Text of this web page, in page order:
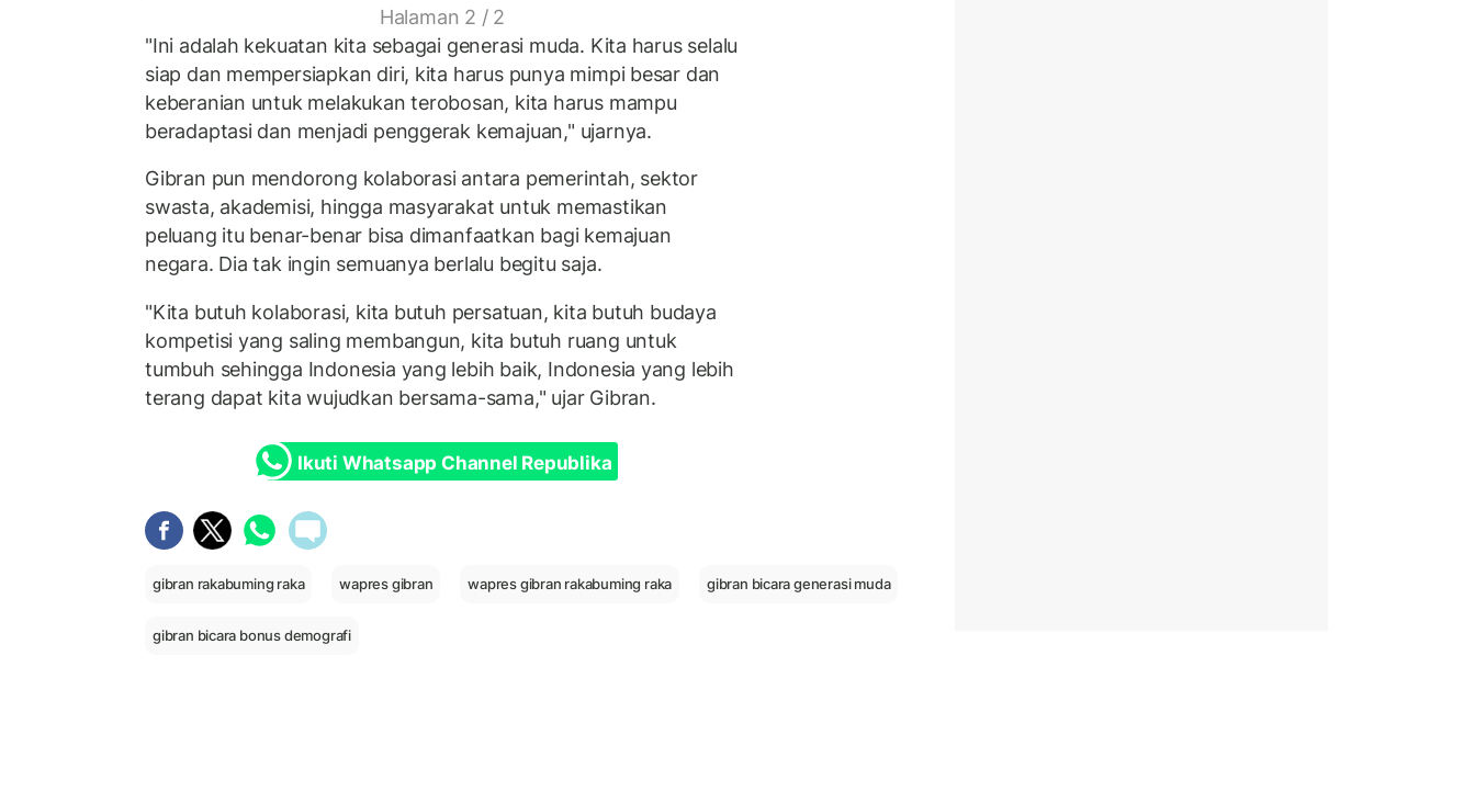
Halaman 2 / 2
"Ini adalah kekuatan kita sebagai generasi muda. Kita harus selalu
siap dan mempersiapkan diri, kita harus punya mimpi besar dan
keberanian untuk melakukan terobosan, kita harus mampu
beradaptasi dan menjadi penggerak kemajuan," ujarnya.
Gibran pun mendorong kolaborasi antara pemerintah, sektor
swasta, akademisi, hingga masyarakat untuk memastikan
peluang itu benar-benar bisa dimanfaatkan bagi kemajuan
negara. Dia tak ingin semuanya berlalu begitu saja.
"Kita butuh kolaborasi, kita butuh persatuan, kita butuh budaya
kompetisi yang saling membangun, kita butuh ruang untuk
tumbuh sehingga Indonesia yang lebih baik, Indonesia yang lebih
terang dapat kita wujudkan bersama-sama," ujar Gibran.
Ikuti Whatsapp Channel Republika
gibran rakabuming raka wapres gibran wapres gibran rakabuming raka gibran bicara generasi muda
gibran bicara bonus demografi